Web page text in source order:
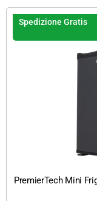
Spedizione Gratis
PremierTech Mini